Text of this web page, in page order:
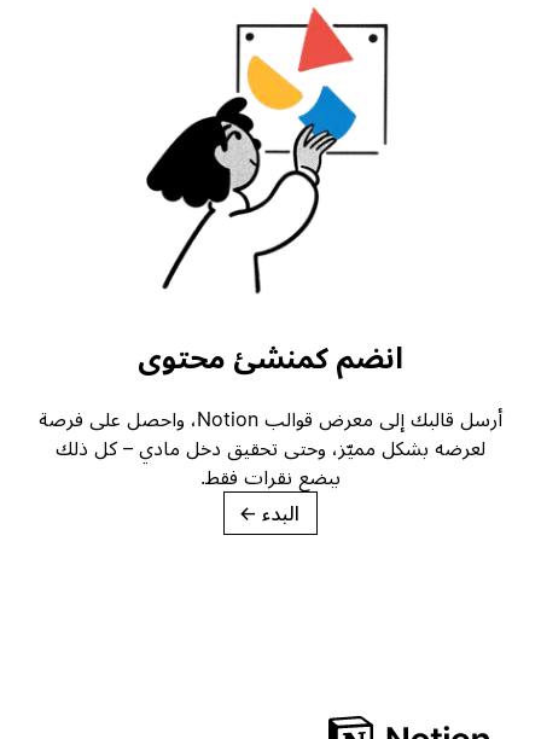
انضم كمنشئ محتوى
أرسل قالبك إلى معرض قوالب Notion، واحصل على فرصة
لعرضه بشكل مميّز، وحتى تحقيق دخل مادي – كل ذلك
ببضع نقرات فقط.
البدء →